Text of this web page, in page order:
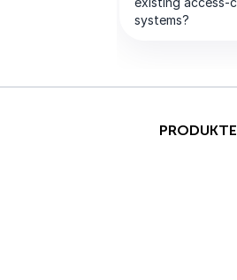
PRODUKTE